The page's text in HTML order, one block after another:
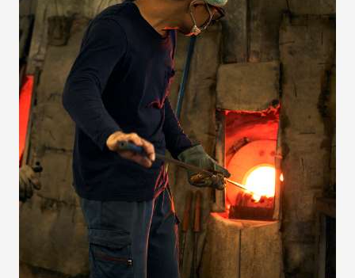
グッドデザイン賞 すみだ3M運動
フロンティアすみだ塾
クラウドファンディング 職人
ベストオブすみだモダン